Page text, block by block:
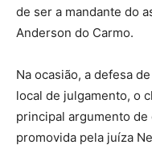
de ser a mandante do
Anderson do Carmo.
Na ocasião, a defesa
local de julgamento, o
principal argumento
promovida pela juíza